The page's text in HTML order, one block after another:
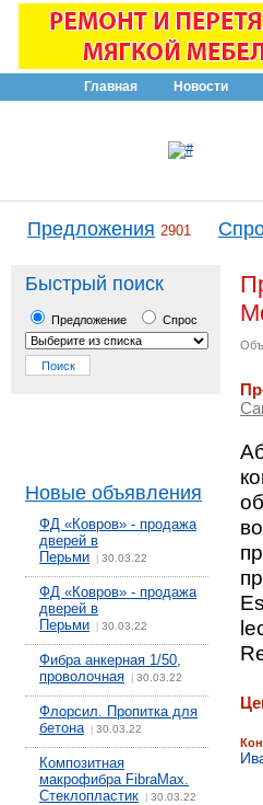
Главная Новости
Предложения 2901
Быстрый поиск
Предложение Спрос
Новые объявления
ФД «Ковров» - продажа
дверей в
Перьми
30.03.22
ФД «Ковров» - продажа
дверей в
Перьми
30.03.22
Фибра анкерная 1/50,
проволочная
30.03.22
Флорсил. Пропитка для
бетона| 30.03.22
Композитная
макрофибра FibraMax.
Стеклопластик
30.03.22